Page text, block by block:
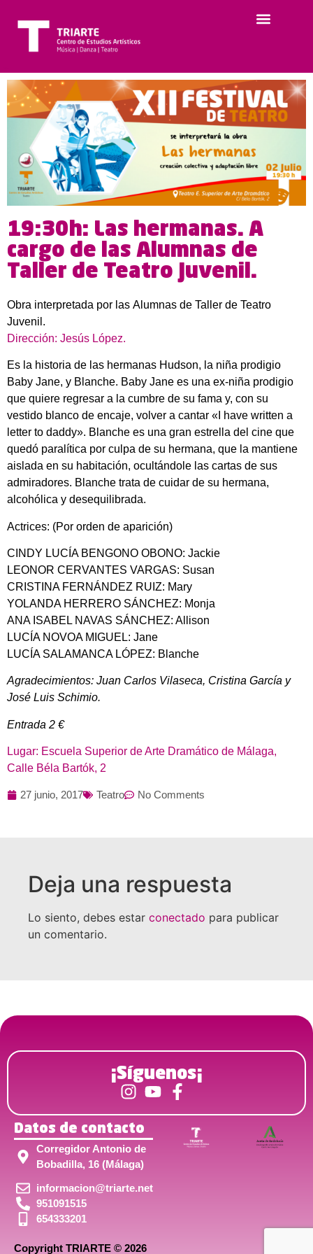
19:30h: Las hermanas. A
cargo de las Alumnas de
Taller de Teatro Juvenil.
Obra interpretada por las Alumnas de Taller de Teatro
Juvenil.
Dirección: Jesús López.
Es la historia de las hermanas Hudson, la niña prodigio
Baby Jane, y Blanche. Baby Jane es una ex-niña prodigio
que quiere regresar a la cumbre de su fama y, con su
vestido blanco de encaje, volver a cantar «I have written a
letter to daddy». Blanche es una gran estrella del cine que
quedó paralítica por culpa de su hermana, que la mantiene
aislada en su habitación, ocultándole las cartas de sus
admiradores. Blanche trata de cuidar de su hermana,
alcohólica y desequilibrada.
Actrices: (Por orden de aparición)
CINDY LUCÍA BENGONO OBONO: Jackie
LEONOR CERVANTES VARGAS: Susan
CRISTINA FERNÁNDEZ RUIZ: Mary
YOLANDA HERRERO SÁNCHEZ: Monja
ANA ISABEL NAVAS SÁNCHEZ: Allison
LUCÍA NOVOA MIGUEL: Jane
LUCÍA SALAMANCA LÓPEZ: Blanche
Agradecimientos: Juan Carlos Vilaseca, Cristina García y
José Luis Schimio.
Entrada 2 €
Lugar: Escuela Superior de Arte Dramático de Málaga,
Calle Béla Bartók, 2
27 junio, 2017 Teatro No Comments
Deja una respuesta
Lo siento, debes estar conectado para publicar
un comentario.
¡Síguenos¡
Datos de contacto
Corregidor Antonio de
Bobadilla, 16 (Málaga)
informacion@triarte.net
951091515
654333201
Copyright TRIARTE © 2026